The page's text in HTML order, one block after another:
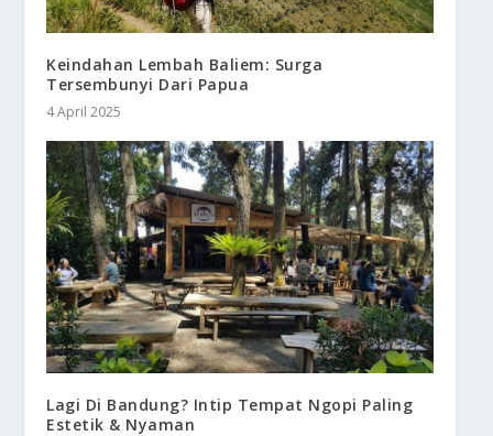
Keindahan Lembah Baliem: Surga
Tersembunyi Dari Papua
4 April 2025
Lagi Di Bandung? Intip Tempat Ngopi Paling
Estetik & Nyaman